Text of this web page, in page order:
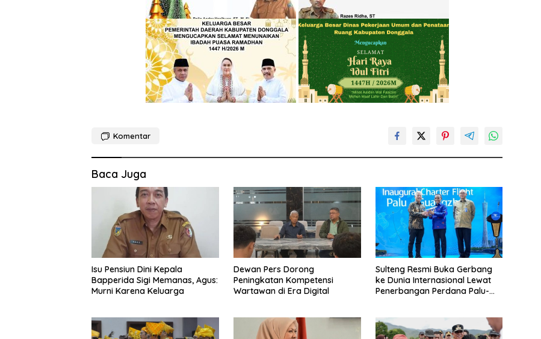
Komentar
Baca Juga
Isu Pensiun Dini Kepala
Bapperida Sigi Memanas, Agus:
Murni Karena Keluarga
Dewan Pers Dorong
Peningkatan Kompetensi
Wartawan di Era Digital
Sulteng Resmi Buka Gerbang
ke Dunia Internasional Lewat
Penerbangan Perdana Palu-